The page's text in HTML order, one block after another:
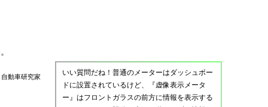
自動車研究家
いい質問だね！普通のメーターはダッシュボー
ドに設置されているけど、『虚像表示メータ
ー』はフロントガラスの前方に情報を表示する